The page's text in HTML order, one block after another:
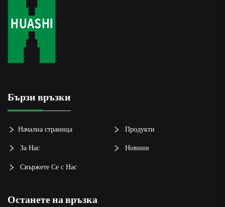
Бързи връзки
Начална страница Продукти
За Нас Новини
Свържете Се с Нас
Останете на връзка